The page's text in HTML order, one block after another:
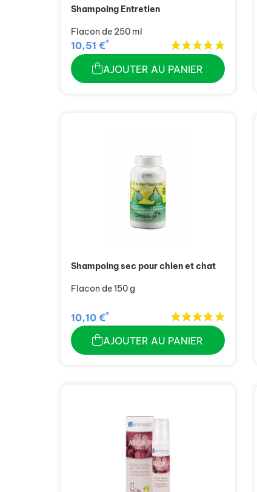
Shampoing Entretien
Flacon de 250 ml
10,51 €*
AJOUTER AU PANIER
Shampoing sec pour chien et chat
Flacon de 150 g
10,10 €*
AJOUTER AU PANIER